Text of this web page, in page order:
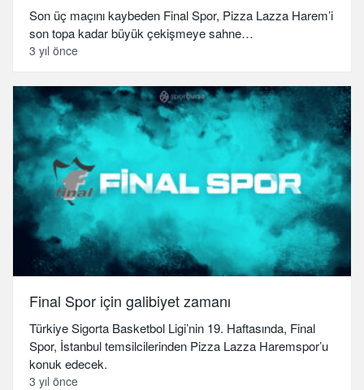
Son üç maçını kaybeden Final Spor, Pizza Lazza Harem’i
son topa kadar büyük çekişmeye sahne…
3 yıl önce
Final Spor için galibiyet zamanı
Türkiye Sigorta Basketbol Ligi’nin 19. Haftasında, Final
Spor, İstanbul temsilcilerinden Pizza Lazza Haremspor’u
konuk edecek.
3 yıl önce